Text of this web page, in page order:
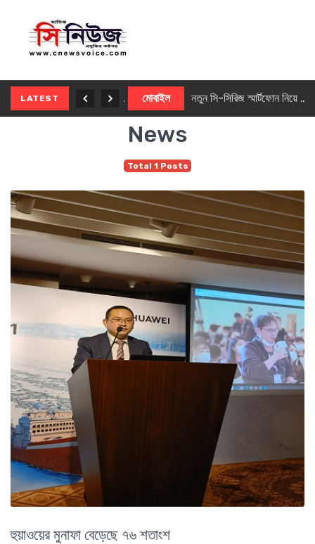
LATEST মোবাইল নতুন সি-সিরিজ স্মার্টফোন নিয়ে আসছে রিয়েলমি
News
Total 1 Posts
হুয়াওয়ের মুনাফা বেড়েছে ৭৬ শতাংশ